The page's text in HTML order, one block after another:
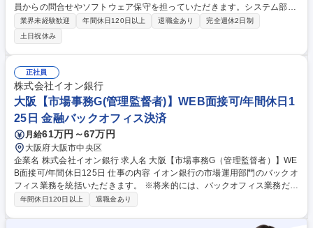
員からの問合せやソフトウェア保守を担っていただきます。システム部門
の専門性強化を図っており、将来的にはチーフとして活躍していただくこ
とを期待しております。 【具体的には】・社員からの問合せ ・端末のセ
ットアップ、及びメンテナンス ・基幹システムやSaaSの不具合対応 ・入
社や異動、退職時の権限設定（部署や社員の役割によって、利用可能なア
プリやツール、及び閲覧可能なフォルダの設定が異なるため） ・セキュリ
ティ研修の起案、実施 募集職種 【福岡/ヘルプデスク】◎キャリアの選択
肢が拡がる！成長機会が多い環境！
業界未経験歓迎 年間休日120日以上 退職金あり
完全週休2日制
土日祝休み
正社員
株式会社イオン銀行
大阪【市場事務G(管理監督者)】WEB面接可/年間休日1
25日 金融バックオフィス決済
月給61万円～67万円
大阪府大阪市中央区
企業名 株式会社イオン銀行 求人名 大阪【市場事務G（管理監督者）】WE
B面接可/年間休日125日 仕事の内容 イオン銀行の市場運用部門のバックオ
フィス業務を統括いただきます。 ※将来的には、バックオフィス業務だけ
でなく、関連部署を含めたキャリアアップの可能性もございます。 下記業
金・為替取引の決済事務 （日銀ネット／全銀ネット／Swift／ほふり等）
年間休日120日以上 退職金あり